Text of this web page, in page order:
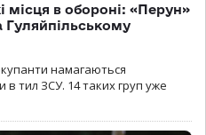
місця в обороні: «Перун»
Гуляйпільському
намагаються
тил ЗСУ. 14 таких груп уже